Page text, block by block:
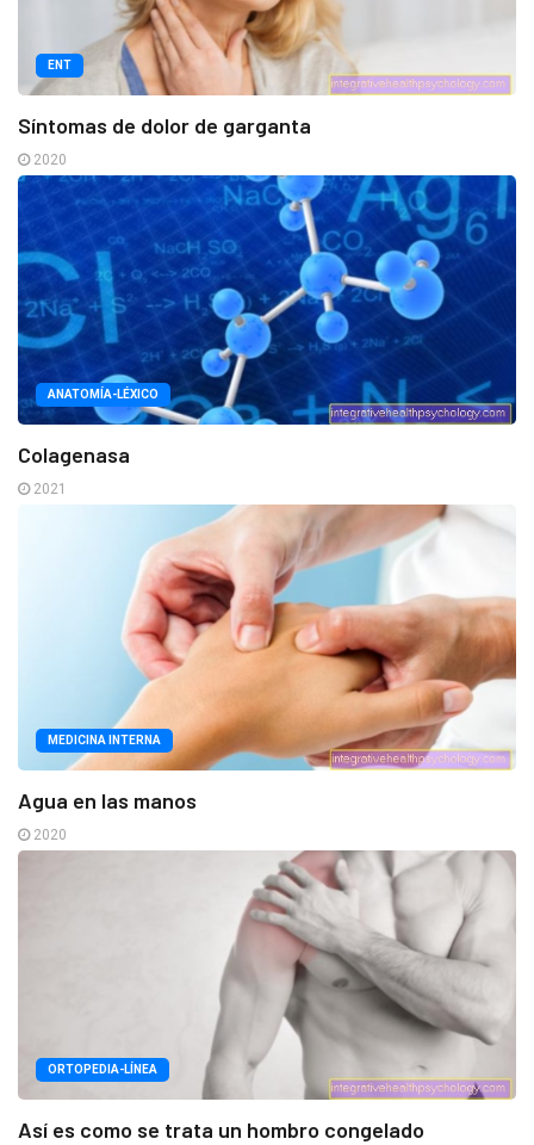
ENT
Síntomas de dolor de garganta
2020
ANATOMÍA-LÉXICO
Colagenasa
2021
MEDICINA INTERNA
Agua en las manos
2020
ORTOPEDIA-LÍNEA
Así es como se trata un hombro congelado